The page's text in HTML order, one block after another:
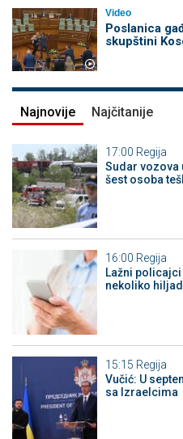
Video
Poslanica
skupštini
Najnovije Najčitanije
17:00 Regija
Sudar vozova
šest osoba
16:00 Regija
Lažni
nekoliko
15:15 Regija
Vučić: U
sa Izraelcima